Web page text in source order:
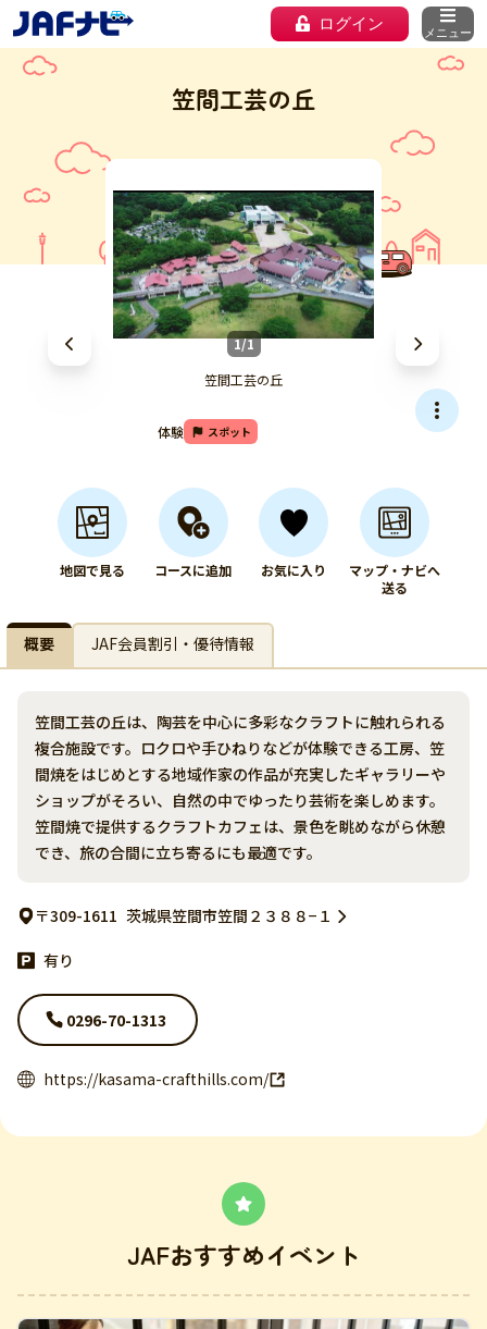
ログイン メニュー
笠間工芸の丘
1/1
笠間工芸の丘
体験 スポット
地図で見る コースに追加 お気に入り
マップ・ナビへ
送る
概要 JAF会員割引・優待情報
笠間工芸の丘は、陶芸を中心に多彩なクラフトに触れられる
複合施設です。ロクロや手ひねりなどが体験できる工房、笠
間焼をはじめとする地域作家の作品が充実したギャラリーや
ショップがそろい、自然の中でゆったり芸術を楽しめます。
笠間焼で提供するクラフトカフェは、景色を眺めながら休憩
でき、旅の合間に立ち寄るにも最適です。
〒309-1611 茨城県笠間市笠間２３８８−１
有り
0296-70-1313
https://kasama-crafthills.com/
JAFおすすめイベント